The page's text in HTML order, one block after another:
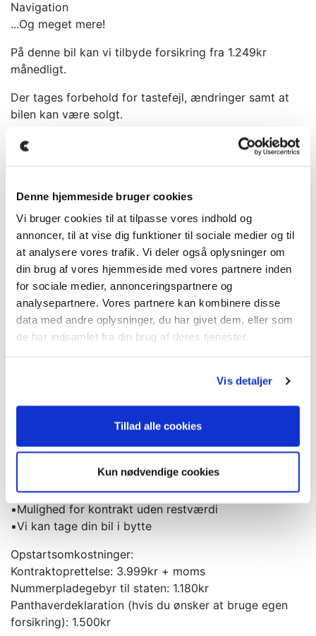
Denne hjemmeside bruger cookies
Vi bruger cookies til at tilpasse vores indhold og
annoncer, til at vise dig funktioner til sociale medier og til
at analysere vores trafik. Vi deler også oplysninger om
din brug af vores hjemmeside med vores partnere inden
for sociale medier, annonceringspartnere og
analysepartnere. Vores partnere kan kombinere disse
data med andre oplysninger, du har givet dem, eller som
de har indsamlet fra din brug af deres tjenester.
Vis detaljer
Tillad alle cookies
Kun nødvendige cookies
Navigation
...Og meget mere!
På denne bil kan vi tilbyde forsikring fra 1.249kr
månedligt.
Der tages forbehold for tastefejl, ændringer samt at
bilen kan være solgt.
Kontakt os for mere info.
- Mulighed for garanti
Leasingaftale 12 måneder erhverv:
Udbetaling: 119.999 kr.
Ydelse: 9.599 kr.
Restværdi: 730.000 kr. inkl. brugtmoms, ekskl. afgift.
Alle priser plus moms.
Leasingaftale 12 måneder privat:
Udbetaling: 149.999 kr. inkl. moms.
Restværdi: 730.000 kr. inkl. brugtmoms, ekskl. afgift.,
Hos Clevr Car kan vi tilbyde:
▪️Attraktiv forsikring
▪️Serviceaftale
▪️Hjælp til videresalg
▪️Tilpasning af førstegangsydelse og månedlig ydelse
▪️Mulighed for kontrakt uden restværdi
▪️Vi kan tage din bil i bytte
Opstartsomkostninger:
Kontraktoprettelse: 3.999kr + moms
Nummerpladegebyr til staten: 1.180kr
Panthaverdeklaration (hvis du ønsker at bruge egen
forsikring): 1.500kr